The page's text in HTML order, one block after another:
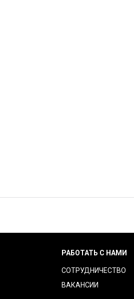
РАБОТАТЬ С НАМИ
СОТРУДНИЧЕСТВО
ВАКАНСИИ